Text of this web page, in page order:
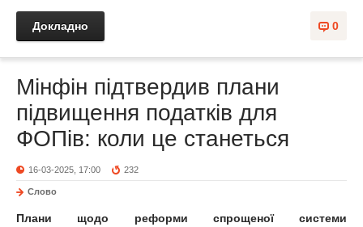
0
Докладно
Мінфін підтвердив плани
підвищення податків для
ФОПів: коли це станеться
16-03-2025, 17:00 232
Слово
Плани щодо реформи спрощеної системи